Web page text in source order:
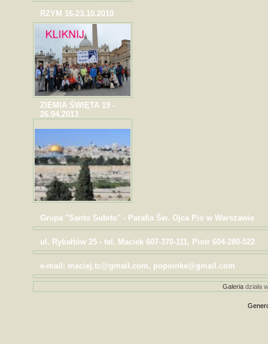
RZYM 16-23.10.2010
ZIEMIA ŚWIĘTA 19 -
26.04.2013
Grupa "Santo Subito" - Parafia Św. Ojca Pio w Warszawie
ul. Rybałtów 25 - tel. Maciek 607-370-111, Piotr 604-280-522
e-mail: maciej.tc@gmail.com, popoinke@gmail.com
Galeriadziała